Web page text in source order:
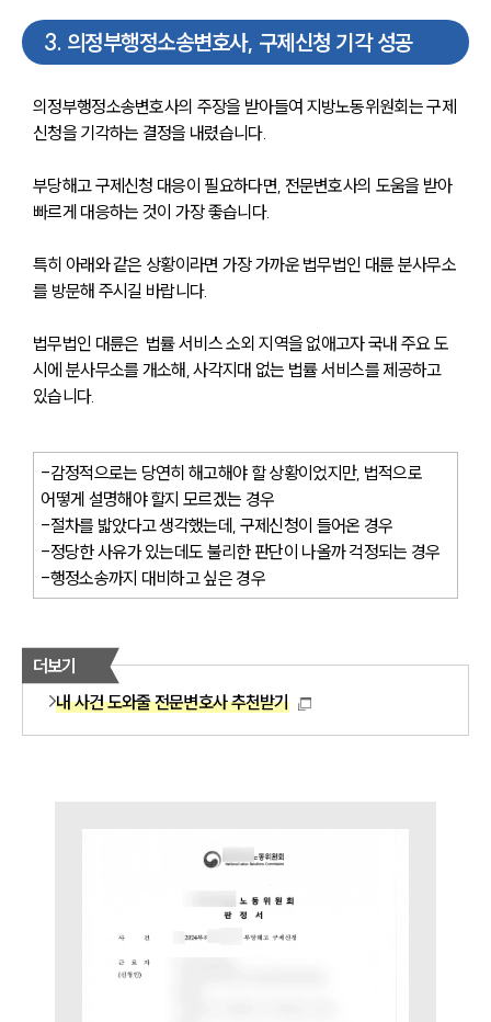
고객의 소리
통합검색
AI대륜
업무사례
업무사례
사례분석/최신동향
법률정보
고객후기
업무분야
분야별
구성원 소개
법률상담전문변호사
소식/자료
법률 블로그
뉴스레터/브로슈어
세미나
대륜법률상담예약
3. 의정부행정소송변호사, 구제신청 기각 성공
의정부행정소송변호사의 주장을 받아들여 지방노동위원회는 구제
신청을 기각하는 결정을 내렸습니다.
부당해고 구제신청 대응이 필요하다면, 전문변호사의 도움을 받아
빠르게 대응하는 것이 가장 좋습니다.
특히 아래와 같은 상황이라면 가장 가까운 법무법인 대륜 분사무소
를 방문해 주시길 바랍니다.
법무법인 대륜은  법률 서비스 소외 지역을 없애고자 국내 주요 도
시에 분사무소를 개소해, 사각지대 없는 법률 서비스를 제공하고
있습니다.
-감정적으로는 당연히 해고해야 할 상황이었지만, 법적으로
어떻게 설명해야 할지 모르겠는 경우
-절차를 밟았다고 생각했는데, 구제신청이 들어온 경우
-정당한 사유가 있는데도 불리한 판단이 나올까 걱정되는 경우
-행정소송까지 대비하고 싶은 경우
더보기
내 사건 도와줄 전문변호사 추천받기